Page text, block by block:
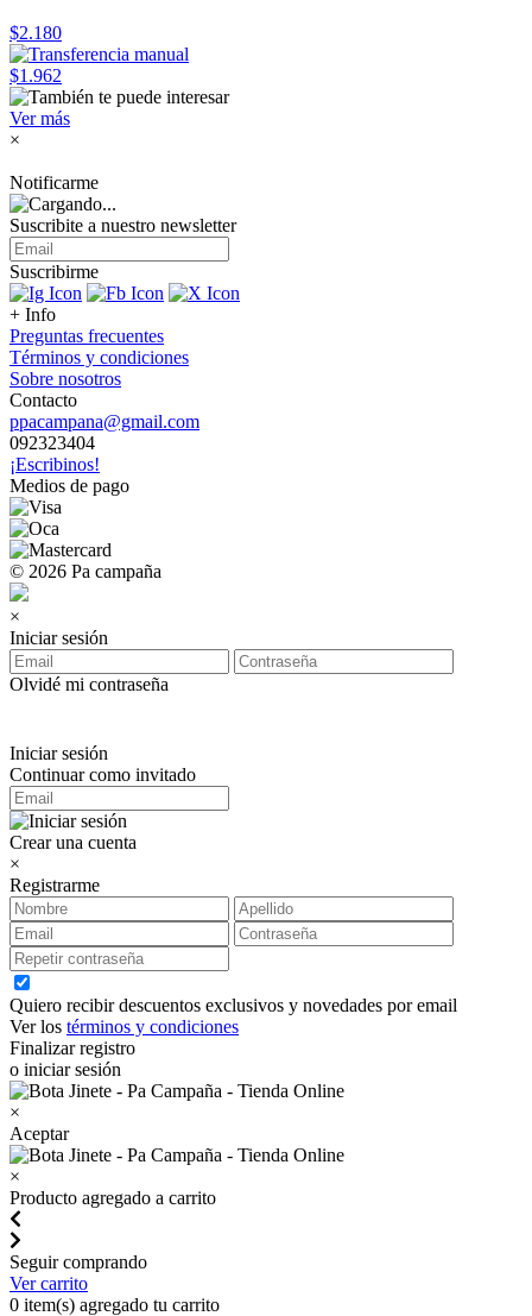
$2.180
$1.962
Ver más
×
Notificarme
Suscribite a nuestro newsletter
Suscribirme
+ Info
Preguntas frecuentes
Términos y condiciones
Sobre nosotros
Contacto
ppacampana@gmail.com
092323404
¡Escribinos!
Medios de pago
© 2026 Pa campaña
×
Iniciar sesión
Olvidé mi contraseña
Iniciar sesión
Continuar como invitado
Crear una cuenta
×
Registrarme
Quiero recibir descuentos exclusivos y novedades por email
Ver los términos y condiciones
Finalizar registro
o iniciar sesión
×
Aceptar
×
Producto agregado a carrito
Seguir comprando
Ver carrito
0 item(s) agregado tu carrito